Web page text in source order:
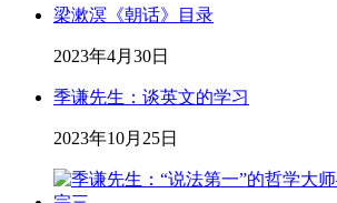
梁漱溟《朝话》目录
2023年4月30日
季谦先生：谈英文的学习
2023年10月25日